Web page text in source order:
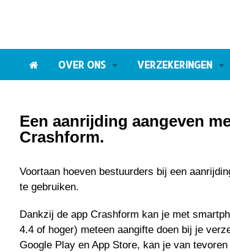
OVER ONS VERZEKERINGEN
Een aanrijding aangeven
Crashform.
Voortaan hoeven bestuurders bij een
te gebruiken.
Dankzij de app Crashform kan je met
4.4 of hoger) meteen aangifte doen bij je
Google Play en App Store, kan je van